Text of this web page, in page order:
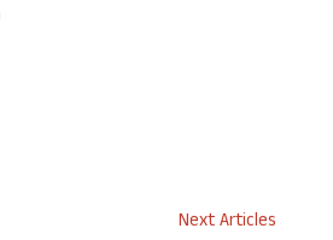
Next Articles